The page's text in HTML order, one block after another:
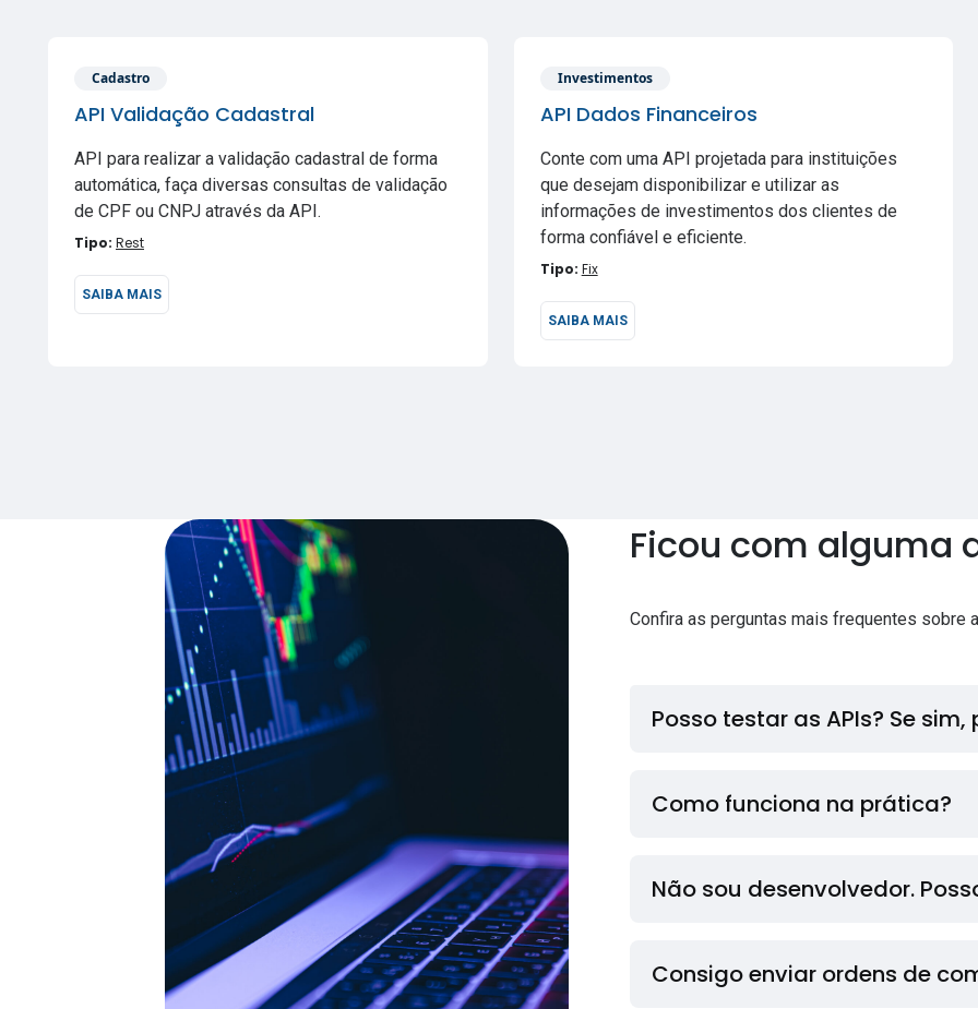
Cadastro
API Validação Cadastral
API para realizar a validação cadastral de forma
automática, faça diversas consultas de validação
de CPF ou CNPJ através da API.
Tipo: Rest
SAIBA MAIS
Investimentos
API Dados Financeiros
Conte com uma API projetada para instituições
que desejam disponibilizar e utilizar as
informações de investimentos dos clientes de
forma confiável e eficiente.
Tipo: Fix
SAIBA MAIS
Ficou com alguma
Confira as perguntas mais frequentes sobre
Posso testar as APIs? Se
Como funciona na prática?
Não sou desenvolvedor.
Consigo enviar ordens de